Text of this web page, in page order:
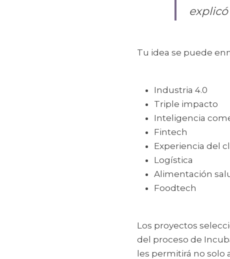
Tu idea se puede
Industria 4.0
Triple impacto
Inteligencia
Fintech
Experiencia del
Logística
Alimentación
Foodtech
Los proyectos
del proceso de
les permitirá no solo